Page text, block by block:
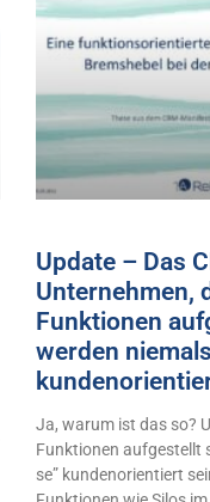
Update – Das
Unternehmen,
Funktionen
werden
Ja, warum ist das so?
Funktionen aufgestellt
se” kundenorientiert